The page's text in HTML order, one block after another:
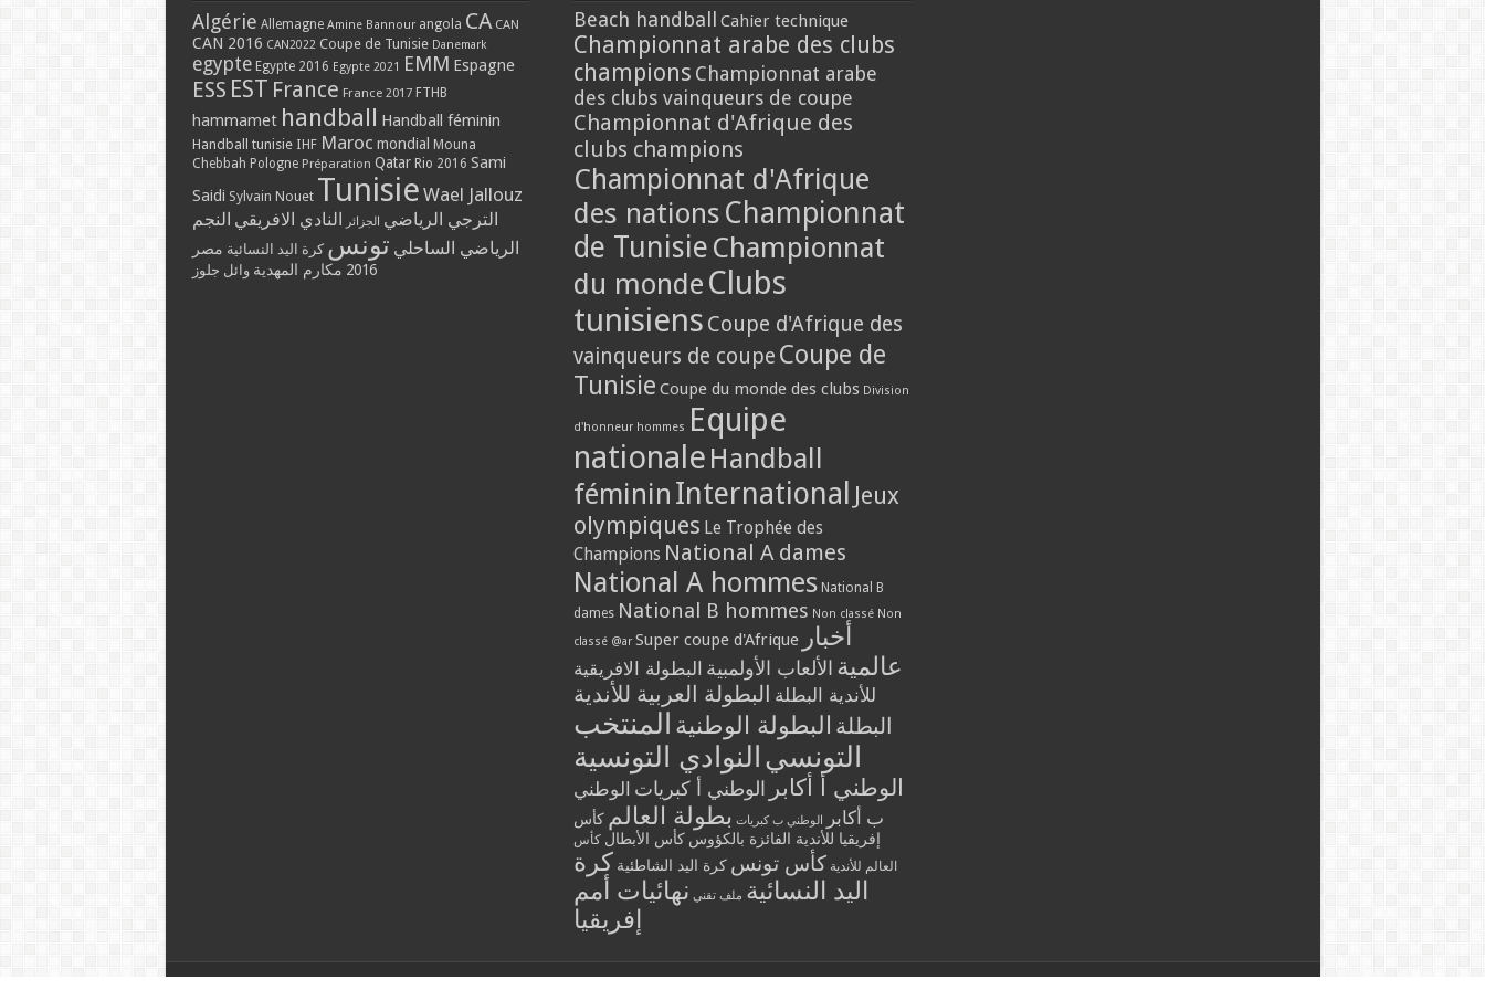
Algérie Allemagne Amine Bannour angola CA CAN
CAN 2016 CAN2022 Coupe de Tunisie Danemark
egypte Egypte 2016 Egypte 2021 EMM Espagne
ESS EST France France 2017 FTHB
hammamet handball Handball féminin
Handball tunisie IHF Maroc mondial Mouna
Chebbah Pologne Préparation Qatar Rio 2016 Sami
Saidi Sylvain Nouet Tunisie Wael Jallouz
الترجي الرياضي الجزائر النادي الافريقي النجم
الرياضي الساحلي تونس كرة اليد النسائية مصر
2016 مكارم المهدية وائل جلوز
Beach handball Cahier technique
Championnat arabe des clubs
champions Championnat arabe
des clubs vainqueurs de coupe
Championnat d'Afrique des
clubs champions
Championnat d'Afrique
des nations Championnat
de Tunisie Championnat
du monde Clubs
tunisiens Coupe d'Afrique des
vainqueurs de coupe Coupe de
Tunisie Coupe du monde des clubs Division
d'honneur hommes Equipe
nationale Handball
féminin International Jeux
olympiques Le Trophée des
Champions National A dames
National A hommes National B
dames National B hommes Non classé Non
classé @ar Super coupe d'Afrique أخبار
عالمية الألعاب الأولمبية البطولة الافريقية
للأندية البطلة البطولة العربية للأندية
البطلة البطولة الوطنية المنتخب
التونسي النوادي التونسية
الوطني أ أكابر الوطني أ كبريات الوطني
ب أكابر
الوطني ب كبريات بطولة العالم كأس
إفريقيا للأندية الفائزة بالكؤوس كأس الأبطال كأس
العالم للأندية كأس تونس كرة اليد الشاطئية كرة
اليد النسائية ملف تقني نهائيات أمم
إفريقيا